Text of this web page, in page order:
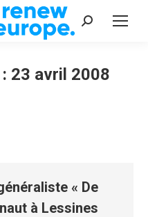
Recherche
23 avril 2008
« De
à Lessines